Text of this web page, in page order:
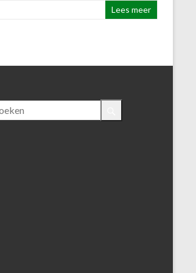
Lees meer